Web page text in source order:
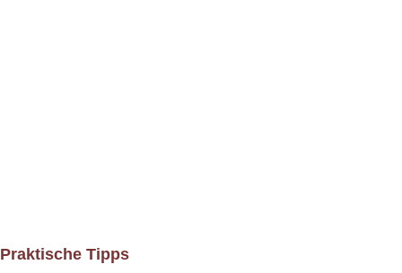
Praktische Tipps